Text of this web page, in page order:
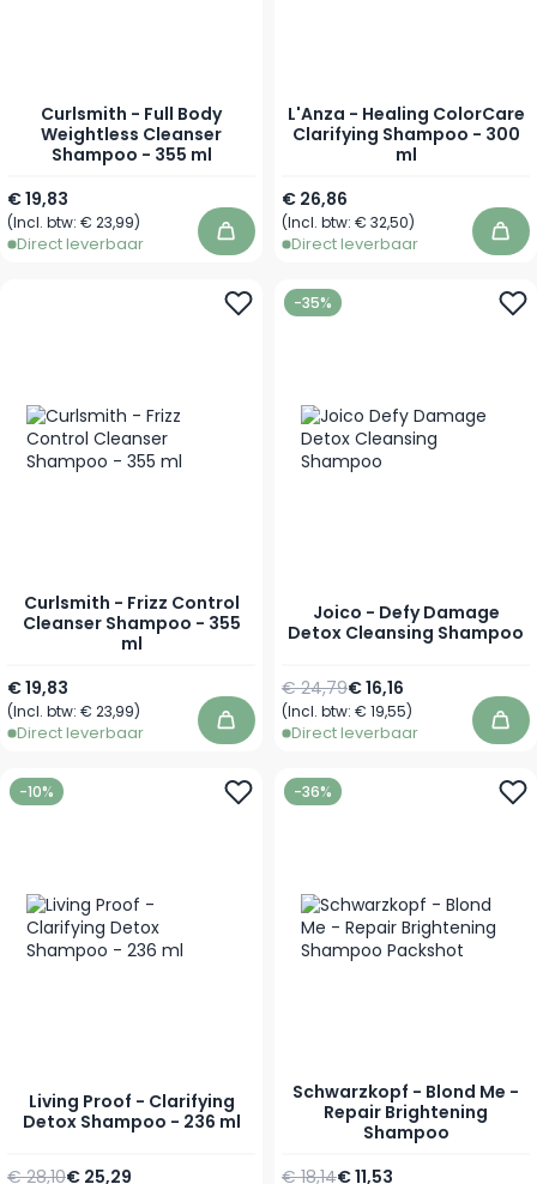
Curlsmith - Full Body
Weightless Cleanser
Shampoo - 355 ml
€ 19,83
(Incl. btw: € 23,99)
Direct leverbaar In winkelwagen
L'Anza - Healing ColorCare
Clarifying Shampoo - 300
ml
€ 26,86
(Incl. btw: € 32,50)
Direct leverbaar In
Curlsmith - Frizz Control
Cleanser Shampoo - 355
ml
€ 19,83
(Incl. btw: € 23,99)
Direct leverbaar In winkelwagen
-35%
Joico - Defy Damage
Detox Cleansing Shampoo
Vanaf
€ 16,16
Normale prijs
€ 24,79
(Incl. btw: € 19,55)
Direct leverbaar In
-10%
Living Proof - Clarifying
Detox Shampoo - 236 ml
Speciale prijs
€ 25,29
Normale prijs
€ 28,10
-36%
Schwarzkopf - Blond Me -
Repair Brightening
Shampoo
Vanaf
€ 11,53
Normale prijs
€ 18,14